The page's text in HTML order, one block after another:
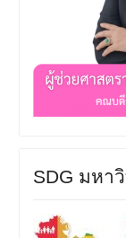
SDG มหา